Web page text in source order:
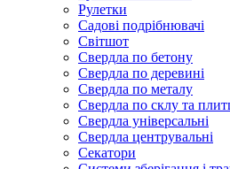
Рулетки
Садові подрібнювачі
Світшот
Свердла по бетону
Свердла по деревині
Свердла по металу
Свердла по склу та
Свердла універсальні
Свердла центрувальні
Секатори